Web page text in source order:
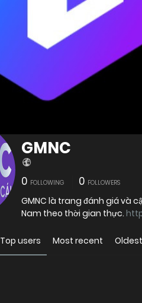
GMNC
0 FOLLOWING 0 FOLLOWERS
GMNC là trang đánh giá và
Nam theo thời gian thực.
Top users Most recent Oldest